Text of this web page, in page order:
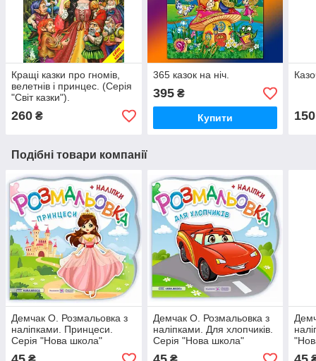
Кращі казки про гномів,
велетнів і принцес. (Серія
"Світ казки").
260 ₴
365 казок на ніч.
395₴
Купити 150
Подібні товари компанії
Демчак О. Розмальовка з
наліпками. Принцеси.
Серія "Нова школа"
Демчак О. Розмальовка з
наліпками. Для хлопчиків.
Серія "Нова школа"